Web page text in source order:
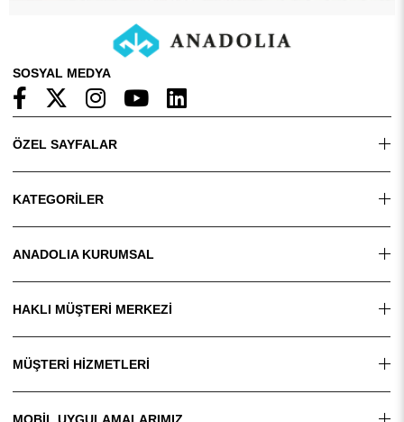
SOSYAL MEDYA
ÖZEL SAYFALAR
KATEGORİLER
ANADOLIA KURUMSAL
HAKLI MÜŞTERİ MERKEZİ
MÜŞTERİ HİZMETLERİ